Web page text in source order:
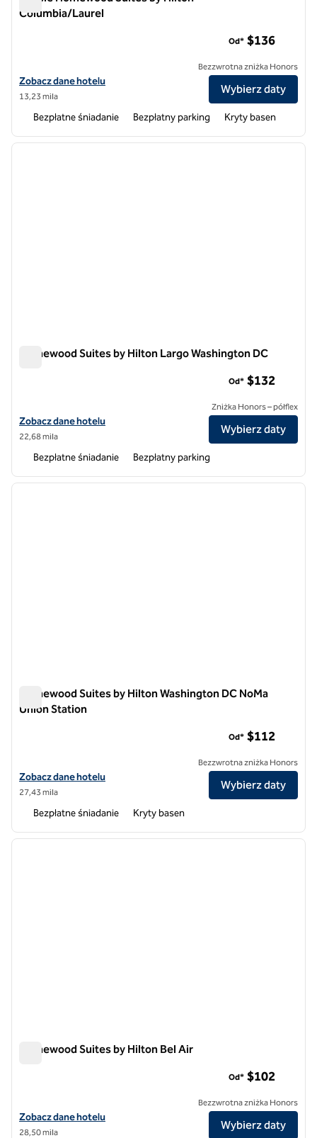
Columbia/Laurel
Zobacz szczegóły hotelu Homewood Suites by Hilton Columbia/
Zobacz dane hotelu
13,23 mila
Od* $136
Bezzwrotna zniżka Honors
Wybierz daty
Bezpłatne śniadanie Bezpłatny parking Kryty basen
1 z 12
Homewood Suites by Hilton Largo Washington DC
Zobacz szczegóły hotelu Homewood Suites by Hilton Largo
Zobacz dane hotelu
22,68 mila
Od* $132
Zniżka Honors – półflex
Wybierz daty
Bezpłatne śniadanie Bezpłatny parking
1 z 12
Homewood Suites by Hilton Washington DC NoMa
Union Station
Zobacz szczegóły hotelu Homewood Suites by Hilton Washington
Zobacz dane hotelu
27,43 mila
Od* $112
Bezzwrotna zniżka Honors
Wybierz daty
Bezpłatne śniadanie Kryty basen
1 z 12
Homewood Suites by Hilton Bel Air
Zobacz szczegóły hotelu Homewood Suites by Hilton Bel Air
Zobacz dane hotelu
28,50 mila
Od* $102
Bezzwrotna zniżka Honors
Wybierz daty